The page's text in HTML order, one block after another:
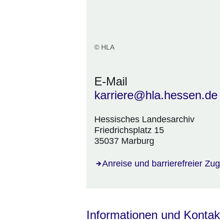
© HLA
E-Mail
karriere@hla.hessen.de
Hessisches Landesarchiv
Friedrichsplatz 15
35037 Marburg
Anreise und barrierefreier
Informationen und